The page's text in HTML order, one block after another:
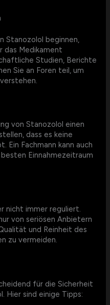
Stanozolol beginnen,
das Medikament
Studien, Berichte
Sie an Foren teil, um
von Stanozolol einen
dass es keine
Ein Fachmann kann auch
Einnahmezeitraum
nicht immer reguliert.
von seriösen Anbietern
und Reinheit des
zu vermeiden.
für die Sicherheit
Hier sind einige Tipps: